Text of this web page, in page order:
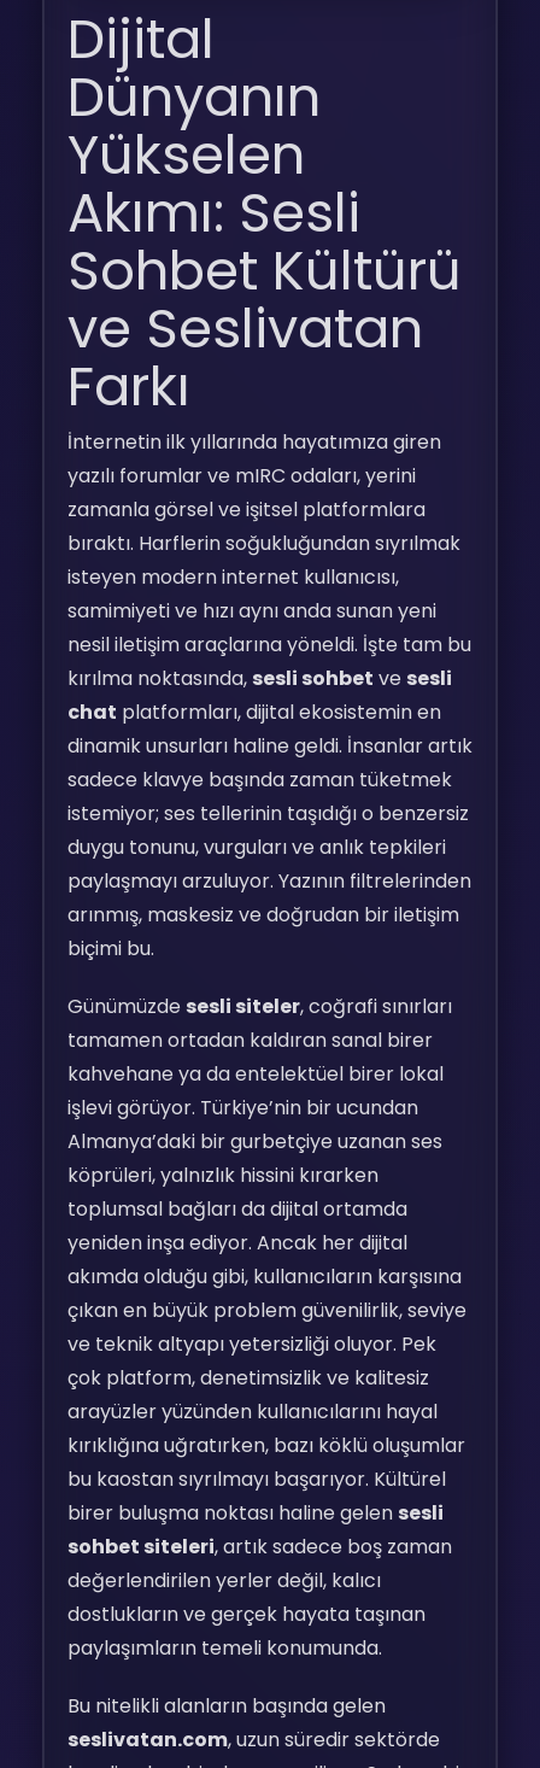
Dijital
Dünyanın
Yükselen
Akımı: Sesli
Sohbet Kültürü
ve Seslivatan
Farkı
İnternetin ilk yıllarında hayatımıza giren
yazılı forumlar ve mIRC odaları, yerini
zamanla görsel ve işitsel platformlara
bıraktı. Harflerin soğukluğundan sıyrılmak
isteyen modern internet kullanıcısı,
samimiyeti ve hızı aynı anda sunan yeni
nesil iletişim araçlarına yöneldi. İşte tam bu
kırılma noktasında, sesli sohbet ve sesli
chat platformları, dijital ekosistemin en
dinamik unsurları haline geldi. İnsanlar artık
sadece klavye başında zaman tüketmek
istemiyor; ses tellerinin taşıdığı o benzersiz
duygu tonunu, vurguları ve anlık tepkileri
paylaşmayı arzuluyor. Yazının filtrelerinden
arınmış, maskesiz ve doğrudan bir iletişim
biçimi bu.
Günümüzde sesli siteler, coğrafi sınırları
tamamen ortadan kaldıran sanal birer
kahvehane ya da entelektüel birer lokal
işlevi görüyor. Türkiye’nin bir ucundan
Almanya’daki bir gurbetçiye uzanan ses
köprüleri, yalnızlık hissini kırarken
toplumsal bağları da dijital ortamda
yeniden inşa ediyor. Ancak her dijital
akımda olduğu gibi, kullanıcıların karşısına
çıkan en büyük problem güvenilirlik, seviye
ve teknik altyapı yetersizliği oluyor. Pek
çok platform, denetimsizlik ve kalitesiz
arayüzler yüzünden kullanıcılarını hayal
kırıklığına uğratırken, bazı köklü oluşumlar
bu kaostan sıyrılmayı başarıyor. Kültürel
birer buluşma noktası haline gelen sesli
sohbet siteleri, artık sadece boş zaman
değerlendirilen yerler değil, kalıcı
dostlukların ve gerçek hayata taşınan
paylaşımların temeli konumunda.
Bu nitelikli alanların başında gelen
seslivatan.com, uzun süredir sektörde